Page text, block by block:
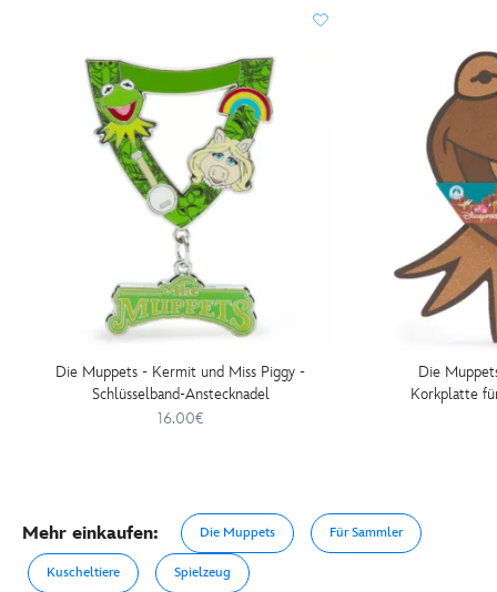
Die Muppets - Kermit und Miss Piggy -
Schlüsselband-Anstecknadel
16.00€
Die
Korkplatte
Mehr einkaufen: Die Muppets Für Sammler
Kuscheltiere Spielzeug